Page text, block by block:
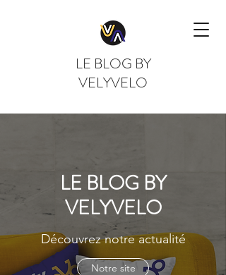
LE BLOG BY
VELYVELO
LE BLOG BY
VELYVELO
Découvrez notre actualité
Notre site